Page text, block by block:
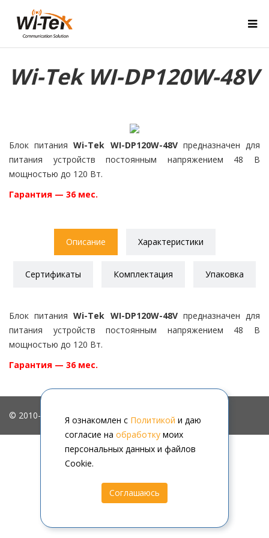
Wi-Tek WI-DP120W-48V
Блок питания Wi-Tek WI-DP120W-48V предназначен для
питания устройств постоянным напряжением 48 В
мощностью до 120 Вт.
Гарантия — 36 мес.
Описание Характеристики
Сертификаты Комплектация Упаковка
Блок питания Wi-Tek WI-DP120W-48V предназначен для
питания устройств постоянным напряжением 48 В
мощностью до 120 Вт.
Гарантия — 36 мес.
© 2010-2026, ООО "АйПиМатика"
Я ознакомлен с Политикой и даю
согласие наобработку моих
персональных данных и файлов
Cookie.
Соглашаюсь